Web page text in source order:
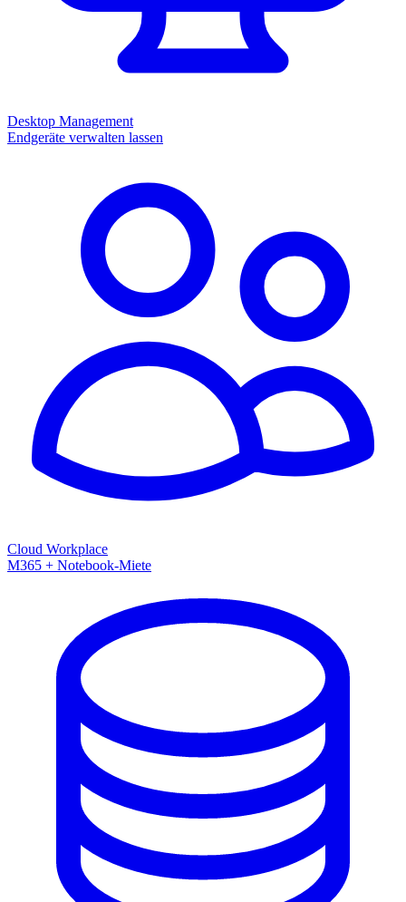
Desktop Management
Endgeräte verwalten lassen
Cloud Workplace
M365 + Notebook-Miete